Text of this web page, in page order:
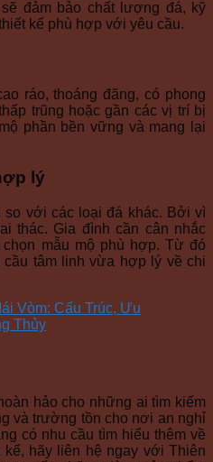
đảm bảo chất lượng đá, kỹ
kế phù hợp với yêu cầu.
ráo, thoáng đãng, có phong
trũng hoặc gần các vị trí bị
phần bền vững và mang lại
lý
so với các loại đá khác. Bởi vì
thác. Gia đình cần cân nhắc
mẫu mộ phù hợp. Từ đó
tâm linh vừa hợp lý về chi
Vòm: Cấu Trúc, Ưu
Thủy
hảo cho những ai tìm kiếm
và trường tồn cho nơi an nghỉ
có nhu cầu tìm hiểu thêm về
hãy liên hệ ngay với Thiên